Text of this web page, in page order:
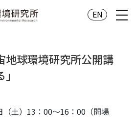
EN
地球環境研究所公開講
土）13：00～16：00（開場